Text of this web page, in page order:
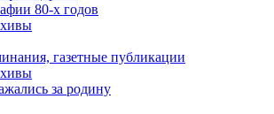
80-х годов
газетные публикации
за родину